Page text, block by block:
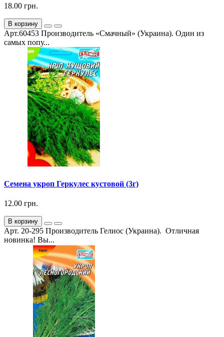
18.00 грн.
В корзину
Арт.60453 Производитель «Смачный» (Украина). Один из
самых попу...
Семена укроп Геркулес кустовой (3г)
12.00 грн.
В корзину
Арт. 20-295 Производитель Гелиос (Украина). Отличная
новинка! Вы...